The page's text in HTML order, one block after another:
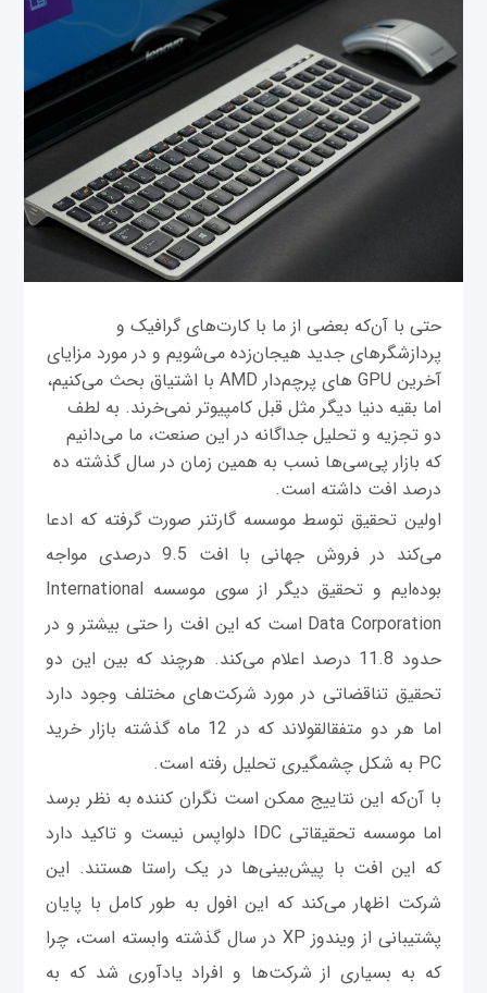
حتی با آ‌ن‌که بعضی از ما با کارت‌های گرافیک و
پردازشگرهای جدید هیجان‌زده می‌شویم و در مورد مزایای
آخرین GPU های پرچم‌دار AMD با اشتیاق بحث می‌کنیم،
اما بقیه دنیا دیگر مثل قبل کامپیوتر نمی‌خرند. به لطف
دو تجزیه و تحلیل جداگانه در این صنعت، ما می‌دانیم
که بازار پی‌سی‌ها نسب به همین زمان در سال گذشته ده
درصد افت داشته است.
اولین تحقیق توسط موسسه گارتنر صورت گرفته که ادعا
می‌کند در فروش جهانی با افت 9.5 درصدی مواجه
بوده‌ایم و تحقیق دیگر از سوی موسسه International
Data Corporation است که این افت را حتی بیشتر و در
حدود 11.8 درصد اعلام می‌کند. هرچند که بین این دو
تحقیق تناقضاتی در مورد شرکت‌های مختلف وجود دارد
اما هر دو متفقالقولاند که در 12 ماه گذشته بازار خرید
PC به شکل چشمگیری تحلیل رفته است.
با آن‌که این نتاییج ممکن است نگران کننده به نظر برسد
اما موسسه تحقیقاتی IDC دلواپس نیست و تاکید دارد
که این افت با پیش‌بینی‌ها در یک راستا هستند. این
شرکت اظهار می‌کند که این افول به طور کامل با پایان
پشتیبانی از ویندوز XP در سال گذشته وابسته است، چرا
که به بسیاری از شرکت‌ها و افراد یادآوری شد که به